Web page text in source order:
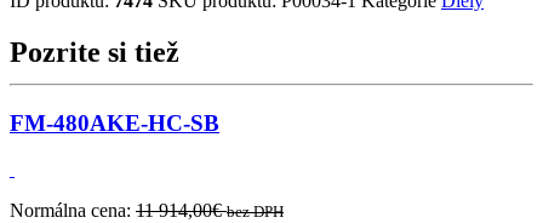
Pozrite si tiež
FM-480AKE-HC-SB
Normálna cena: 11 914,00€ bez DPH